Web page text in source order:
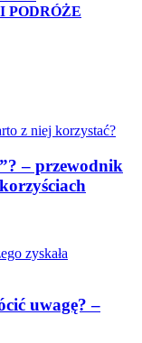
PODRÓŻE
– przewodnik
uwagę? –